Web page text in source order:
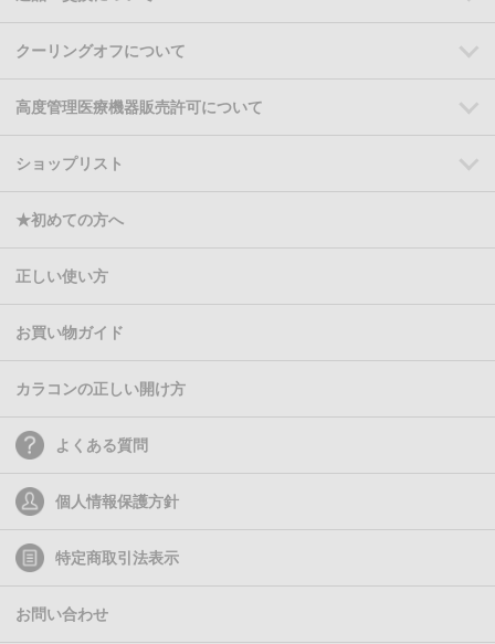
クーリングオフについて
高度管理医療機器販売許可について
ショップリスト
★初めての方へ
正しい使い方
お買い物ガイド
カラコンの正しい開け方
よくある質問
個人情報保護方針
特定商取引法表示
お問い合わせ